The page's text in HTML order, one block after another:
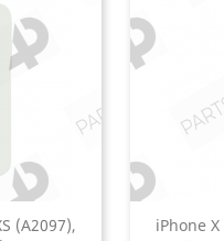
(A2097),
iPhone X